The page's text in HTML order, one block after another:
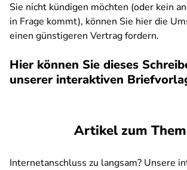
Sie nicht kündigen möchten (oder kein
in Frage kommt), können Sie hier die
einen günstigeren Vertrag fordern.
Hier können Sie dieses
unserer interaktiven
Artikel zum
Internetanschluss zu langsam? Unsere